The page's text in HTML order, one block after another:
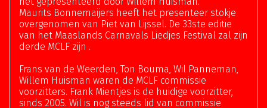
Maurits Bonnemaijers heeft het presenteer stokje
overgenomen van Piet van Lijssel. De 33ste editie
van het Maaslands Carnavals Liedjes Festival zal zijn
derde MCLF zijn .
Frans van de Weerden, Ton Bouma, Wil Panneman,
Willem Huisman waren de MCLF commissie
voorzitters. Frank Mientjes is de huidige voorzitter,
sinds 2005. Wil is nog steeds lid van commissie